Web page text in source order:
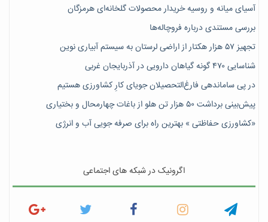
آسیای میانه و روسیه خریدار محصولات گلخانه‌ای هرمزگان
بررسی مستندی درباره فروچاله‌ها
تجهیز ۵۷ هزار هکتار از اراضی لرستان به سیستم آبیاری نوین
شناسایی ۴۷٠ گونه گیاهان دارویی در آذربایجان غربی
در پی ساماندهی فارغ‌التحصیلان جویای کارِ کشاورزی هستیم
پیش‎‌بینی برداشت ۵۰ هزار تن هلو از باغات چهارمحال و بختیاری
«کشاورزی حفاظتی » بهترین راه برای صرفه جویی آب و انرژی
اگرونیک در شبکه های اجتماعی